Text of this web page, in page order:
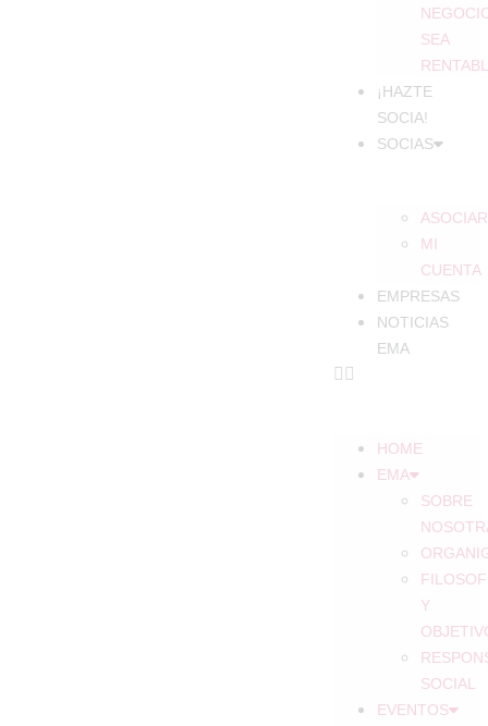
SEA
¡HAZTE
SOCIA!
SOCIAS
MI
CUENTA
EMPRESAS
NOTICIAS
EMA
HOME
EMA
SOBRE
Y
SOCIAL
EVENTOS